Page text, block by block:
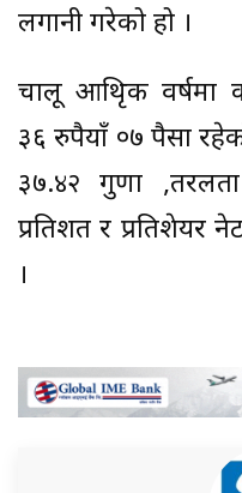
लगानी गरेको हो ।
चालू आथिृक वर्षमा
३६ रुपैयाँ ०७ पैसा
३७.४२ गुणा
प्रतिशत र प्रतिशेयर
।